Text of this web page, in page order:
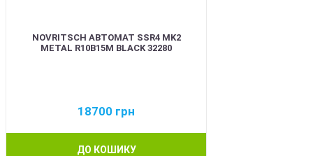
NOVRITSCH АВТОМАТ SSR4 MK2
METAL R10B15M BLACK 32280
18700 грн
ДО КОШИКУ